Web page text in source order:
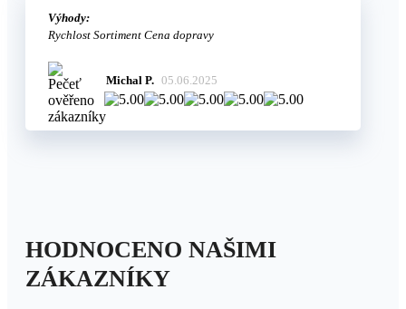
Výhody:
Rychlost Sortiment Cena dopravy
Michal P. 05.06.2025
HODNOCENO NAŠIMI
ZÁKAZNÍKY